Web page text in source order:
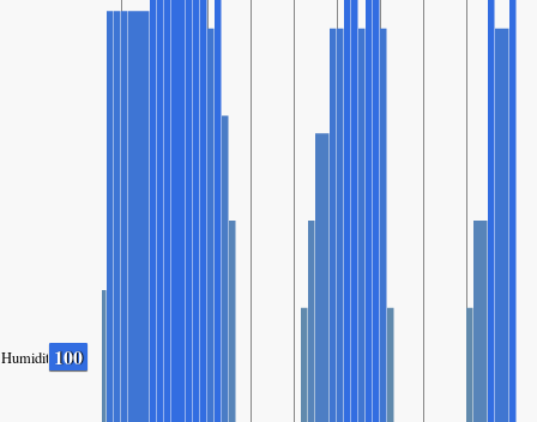
Humidity100